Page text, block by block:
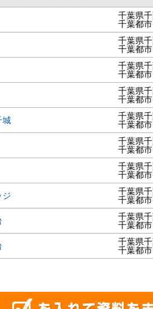
千葉県
千葉都
千葉県
千葉都
千葉県
千葉都
千葉県
千葉都
城
千葉県
千葉都
千葉県
千葉都
千葉県
千葉都
ジ
千葉県
千葉都
千葉県
千葉都
千葉県
千葉都